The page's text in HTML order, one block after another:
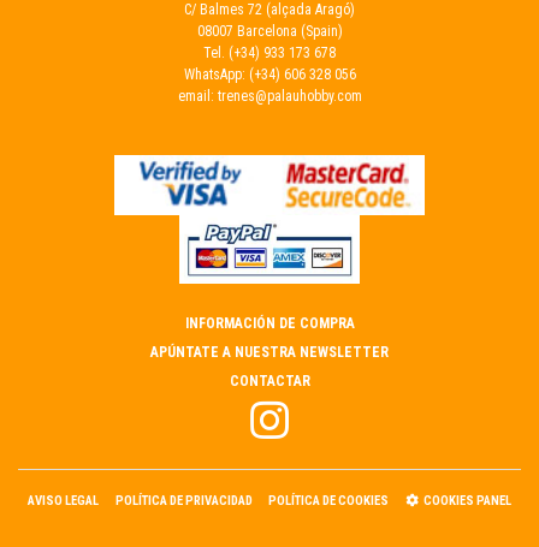
C/ Balmes 72 (alçada Aragó)
08007 Barcelona (Spain)
Tel. (+34) 933 173 678
WhatsApp: (+34) 606 328 056
email: trenes@palauhobby.com
INFORMACIÓN DE COMPRA
APÚNTATE A NUESTRA NEWSLETTER
CONTACTAR
AVISO LEGAL POLÍTICA DE PRIVACIDAD POLÍTICA DE COOKIES COOKIES PANEL